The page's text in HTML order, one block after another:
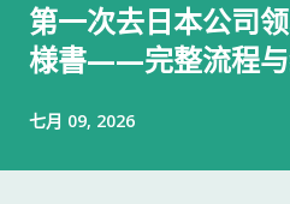
第一次去日本公司
様書——完整流程
七月 09, 2026